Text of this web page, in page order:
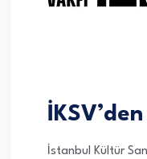
İstanbul Kültür